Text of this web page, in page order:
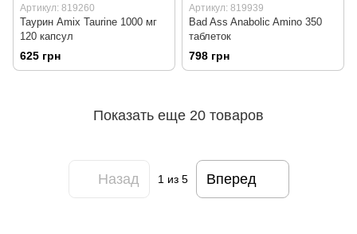
Артикул: 819260
Таурин Amix Taurine 1000 мг
120 капсул
625 грн
Артикул: 819939
Bad Ass Anabolic Amino 350
таблеток
798 грн
Показать еще 20 товаров
Назад 1из 5 Вперед